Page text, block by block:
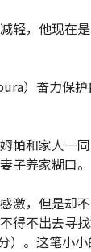
轻，他现在
）奋力保
帕和家人一
子养家糊口。
激，但是却
得不出去寻
）。这笔小小